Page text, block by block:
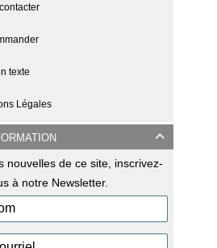
texte
Légales

nouvelles de ce site, inscrivez-
à notre Newsletter.